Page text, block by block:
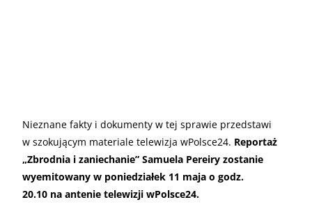
Nieznane fakty i dokumenty w tej sprawie przedstawi
w szokującym materiale telewizja wPolsce24. Reportaż
„Zbrodnia i zaniechanie” Samuela Pereiry zostanie
wyemitowany w poniedziałek 11 maja o godz.
20.10 na antenie telewizji wPolsce24.